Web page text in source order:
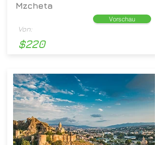
Mzcheta
Von:
Vorschau
$220